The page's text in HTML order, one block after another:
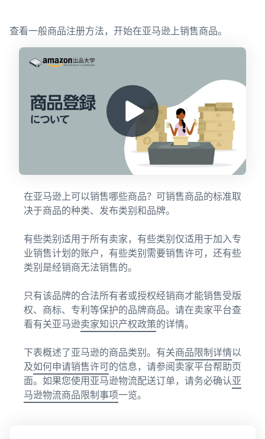
查看一般商品注册方法，开始在亚马逊上销售商品。
在亚马逊上可以销售哪些商品？可销售商品的标准取
决于商品的种类、发布类别和品牌。
有些类别适用于所有卖家，有些类别仅适用于加入专
业销售计划的账户，有些类别需要销售许可，还有些
类别是经销商无法销售的。
只有该品牌的合法所有者或授权经销商才能销售受版
权、商标、专利等保护的品牌商品。请在卖家平台查
看有关亚马逊卖家知识产权政策的详情。
下表概述了亚马逊的商品类别。有关商品限制详情以
及如何申请销售许可的信息，请参阅卖家平台帮助页
面。如果您使用亚马逊物流配送订单，请务必确认亚
马逊物流商品限制事项一览。